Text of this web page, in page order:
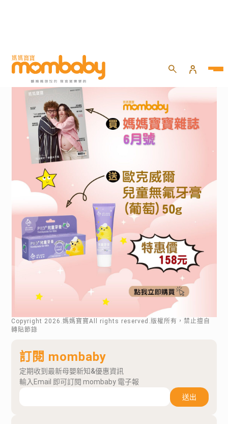
Copyright 2026 .媽媽寶寶All rights reserved.版權所有，禁止擅自
轉貼節錄
訂閱 mombaby
定期收到最新母嬰新知&優惠資訊
輸入Email 即可訂閱 mombaby 電子報
送出